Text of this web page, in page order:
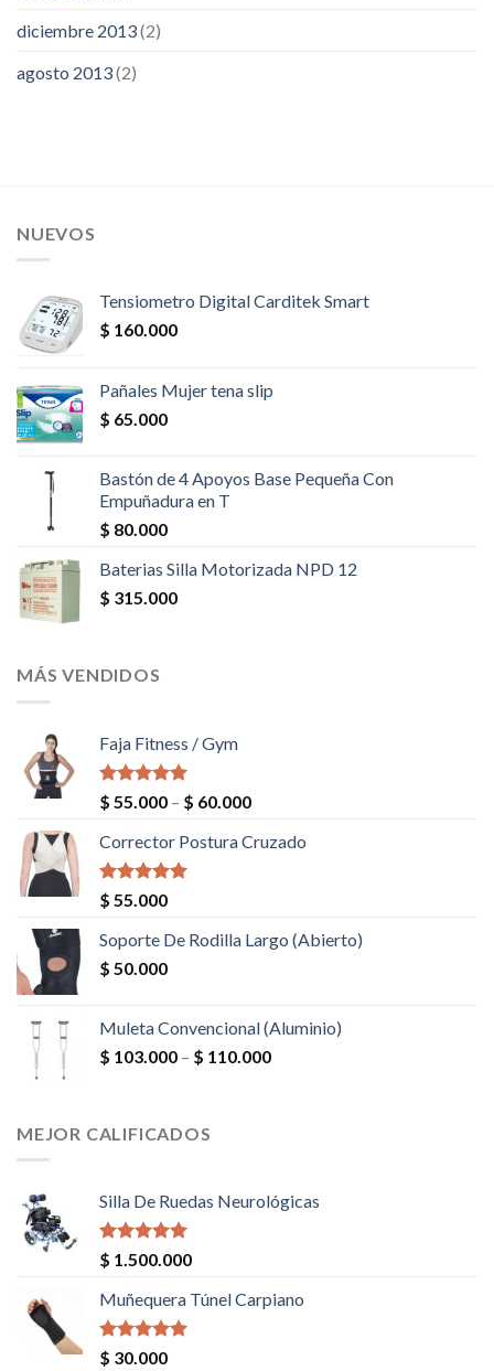
diciembre 2013(2)
agosto 2013(2)
NUEVOS
Tensiometro Digital Carditek Smart
$ 160.000
Pañales Mujer tena slip
$ 65.000
Bastón de 4 Apoyos Base Pequeña Con
Empuñadura en T
$ 80.000
Baterias Silla Motorizada NPD 12
$ 315.000
MÁS VENDIDOS
Faja Fitness / Gym
Valorado en
5.00
$ 55.000 – $ 60.000
Corrector Postura Cruzado
Valorado en
5.00
$ 55.000
Soporte De Rodilla Largo (Abierto)
$ 50.000
Muleta Convencional (Aluminio)
$ 103.000 – $ 110.000
MEJOR CALIFICADOS
Silla De Ruedas Neurológicas
Valorado en
5.00
$ 1.500.000
Muñequera Túnel Carpiano
Valorado en
$ 30.000